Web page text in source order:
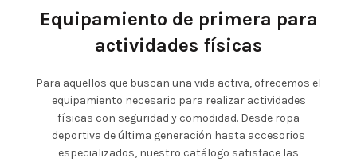
Equipamiento de primera para
actividades físicas
Para aquellos que buscan una vida activa, ofrecemos el
equipamiento necesario para realizar actividades
físicas con seguridad y comodidad. Desde ropa
deportiva de última generación hasta accesorios
especializados, nuestro catálogo satisface las